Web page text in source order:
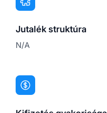
Jutalék struktúra
N/A